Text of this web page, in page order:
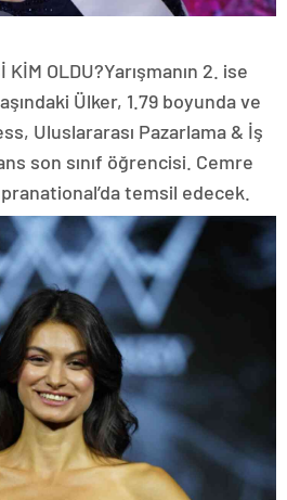
KİM OLDU?Yarışmanın 2. ise
Ülker, 1.79 boyunda ve
Uluslararası Pazarlama & İş
son sınıf öğrencisi. Cemre
temsil edecek.